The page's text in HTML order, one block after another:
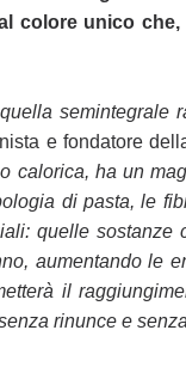
colore unico
semintegrale
e fondatore
calorica, ha un
di pasta, le
quelle sostanze
aumentando le
il
rinunce e